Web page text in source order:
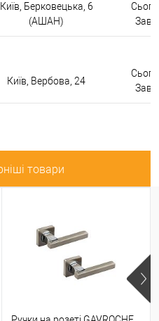
Київ, Берковецька, 6
(АШАН)
Київ, Вербова, 24
товари